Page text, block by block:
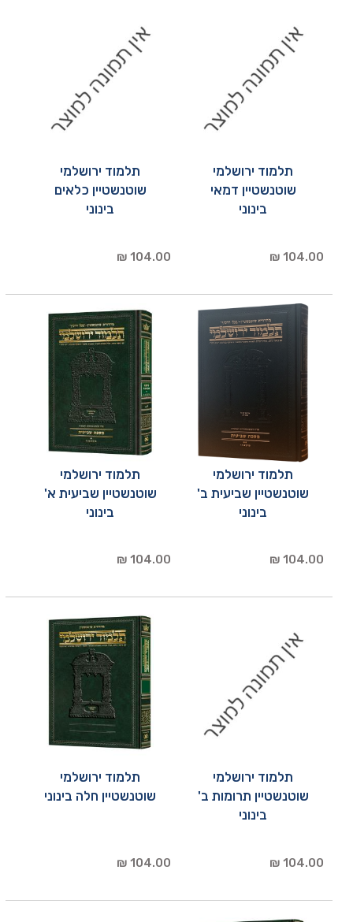
תלמוד ירושלמי
שוטנשטיין דמאי
בינוני
104.00 ₪
תלמוד ירושלמי
שוטנשטיין כלאים
בינוני
104.00 ₪
תלמוד ירושלמי
שוטנשטיין שביעית ב'
בינוני
104.00 ₪
תלמוד ירושלמי
שוטנשטיין שביעית א'
בינוני
104.00 ₪
תלמוד ירושלמי
שוטנשטיין תרומות ב'
בינוני
104.00 ₪
תלמוד ירושלמי
שוטנשטיין חלה בינוני
104.00 ₪